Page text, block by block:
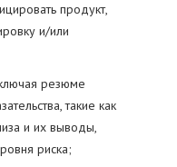
продукт,
и/или
резюме
такие как
и их выводы,
риска;